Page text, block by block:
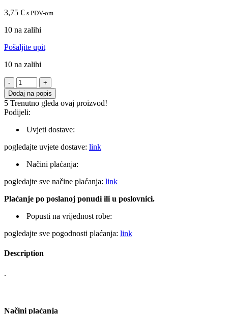
3,75 € s PDV-om
10 na zalihi
Pošaljite upit
10 na zalihi
Kist
plastični
standard
100mm
količina
Dodaj na popis
5 Trenutno gleda ovaj proizvod!
Podijeli:
Uvjeti dostave:
pogledajte uvjete dostave: link
Načini plaćanja:
pogledajte sve načine plaćanja: link
Plaćanje po poslanoj ponudi ili u poslovnici.
Popusti na vrijednost robe:
pogledajte sve pogodnosti plaćanja: link
Description
.
Načini plaćanja